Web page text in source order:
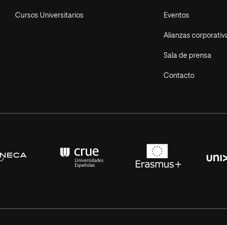
Cursos Universitarios Eventos
Alianzas
Sala de prensa
Contacto